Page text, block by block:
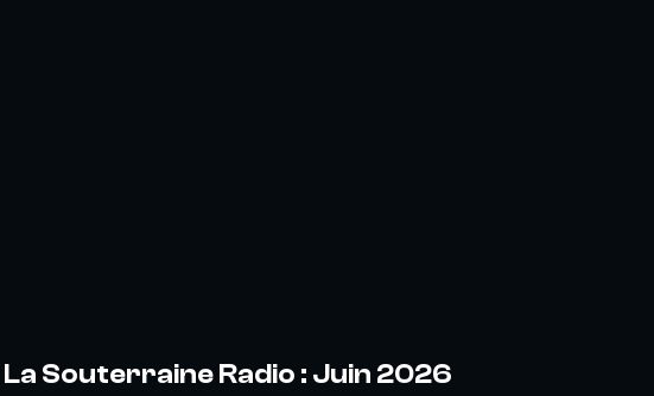
La Souterraine Radio : Juin 2026